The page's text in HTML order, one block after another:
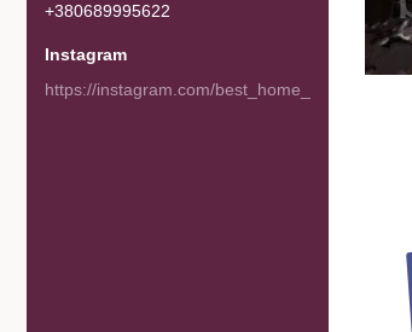
+380689995622
Instagram
https://instagram.com/best_home_goods